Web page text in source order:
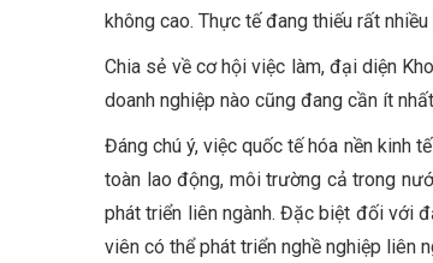
không cao. Thực tế đang thiếu rất
Chia sẻ về cơ hội việc làm, đại diện
doanh nghiệp nào cũng đang cần ít
Đáng chú ý, việc quốc tế hóa nền kinh
toàn lao động, môi trường cả trong
phát triển liên ngành. Đặc biệt đối với
viên có thể phát triển nghề nghiệp liên